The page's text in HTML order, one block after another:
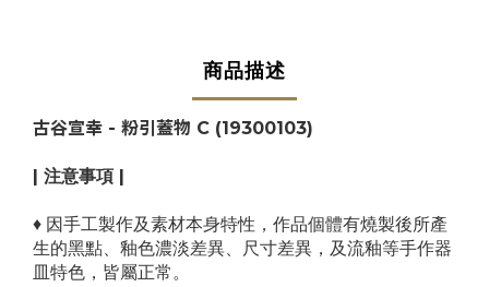
商品描述
古谷宣幸 - 粉引蓋物 C (19300103)
| 注意事項 |
♦ 因手工製作及素材本身特性，作品個體有燒製後所產
生的黑點、釉色濃淡差異、尺寸差異，及流釉等手作器
皿特色，皆屬正常。